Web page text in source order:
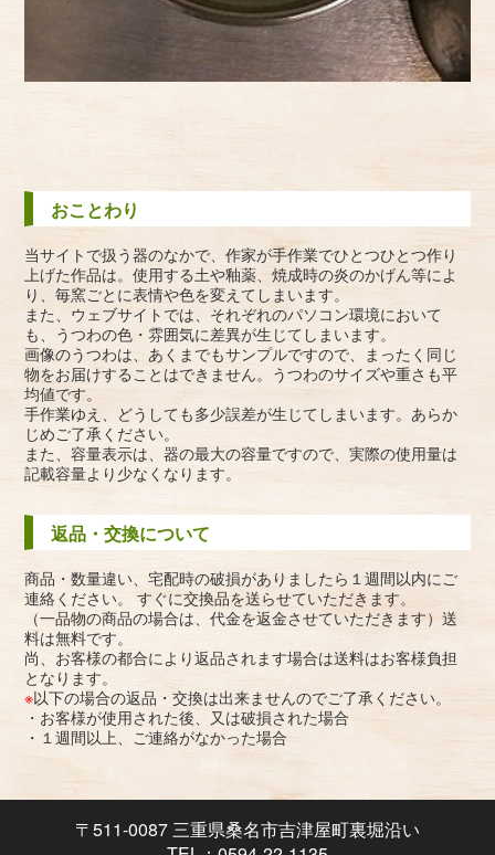
おことわり
当サイトで扱う器のなかで、作家が手作業でひとつひとつ作り
上げた作品は。使用する土や釉薬、焼成時の炎のかげん等によ
り、毎窯ごとに表情や色を変えてしまいます。
また、ウェブサイトでは、それぞれのパソコン環境において
も、うつわの色・雰囲気に差異が生じてしまいます。
画像のうつわは、あくまでもサンプルですので、まったく同じ
物をお届けすることはできません。うつわのサイズや重さも平
均値です。
手作業ゆえ、どうしても多少誤差が生じてしまいます。あらか
じめご了承ください。
また、容量表示は、器の最大の容量ですので、実際の使用量は
記載容量より少なくなります。
返品・交換について
商品・数量違い、宅配時の破損がありましたら１週間以内にご
連絡ください。 すぐに交換品を送らせていただきます。
（一品物の商品の場合は、代金を返金させていただきます）送
料は無料です。
尚、お客様の都合により返品されます場合は送料はお客様負担
となります。
※以下の場合の返品・交換は出来ませんのでご了承ください。
・お客様が使用された後、又は破損された場合
・１週間以上、ご連絡がなかった場合
〒511-0087 三重県桑名市吉津屋町裏堀沿い